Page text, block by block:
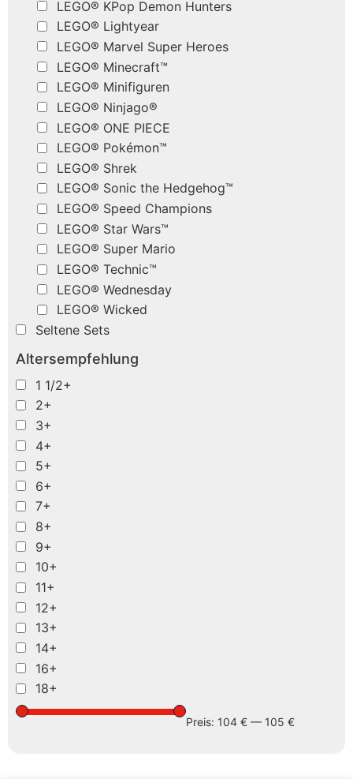
LEGO® KPop Demon Hunters
LEGO® Lightyear
LEGO® Marvel Super Heroes
LEGO® Minecraft™
LEGO® Minifiguren
LEGO® Ninjago®
LEGO® ONE PIECE
LEGO® Pokémon™
LEGO® Shrek
LEGO® Sonic the Hedgehog™
LEGO® Speed Champions
LEGO® Star Wars™
LEGO® Super Mario
LEGO® Technic™
LEGO® Wednesday
LEGO® Wicked
Seltene Sets
Altersempfehlung
1 1/2+
2+
3+
4+
5+
6+
7+
8+
9+
10+
11+
12+
13+
14+
16+
18+
Preis: 104 € — 105 €